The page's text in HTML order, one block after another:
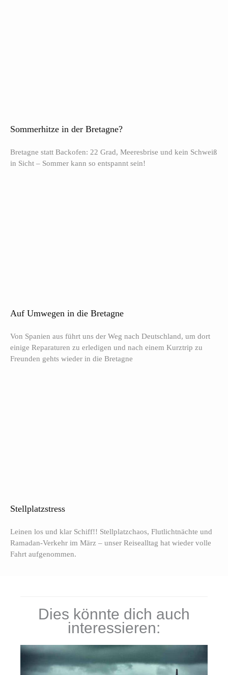
Sommerhitze in der Bretagne?
Bretagne statt Backofen: 22 Grad, Meeresbrise und kein Schweiß
in Sicht – Sommer kann so entspannt sein!
Auf Umwegen in die Bretagne
Von Spanien aus führt uns der Weg nach Deutschland, um dort
einige Reparaturen zu erledigen und nach einem Kurztrip zu
Freunden gehts wieder in die Bretagne
Stellplatzstress
Leinen los und klar Schiff!! Stellplatzchaos, Flutlichtnächte und
Ramadan-Verkehr im März – unser Reisealltag hat wieder volle
Fahrt aufgenommen.
Dies könnte dich auch
interessieren: